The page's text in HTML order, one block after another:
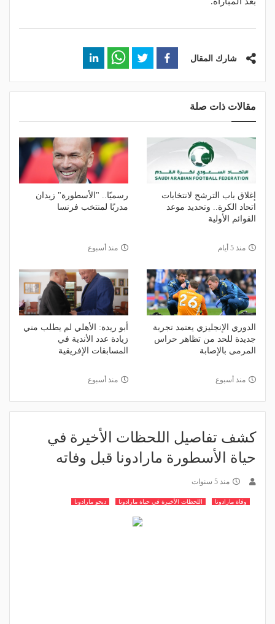
شارك المقال
مقالات ذات صلة
إغلاق باب الترشح لانتخابات
اتحاد الكرة.. وتحديد موعد
القوائم الأولية
منذ 5 أيام
رسميًا.. "الأسطورة" زيدان
مدربًا لمنتخب فرنسا
منذ أسبوع
الدوري الإنجليزي يعتمد تجربة
جديدة للحد من تظاهر حراس
المرمى بالإصابة
منذ أسبوع
أبو ريدة: الأهلي لم يطلب مني
زيادة عدد الأندية في
المسابقات الإفريقية
منذ أسبوع
كشف تفاصيل اللحظات الأخيرة في
حياة الأسطورة مارادونا قبل وفاته
منذ 5 سنوات
وفاة مارادونا اللحظات الأخيرة في حياة مارادونا ديجو مارادونا